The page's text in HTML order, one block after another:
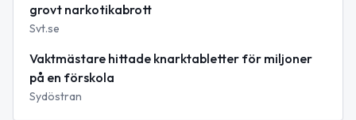
grovt narkotikabrott
Svt.se
Vaktmästare hittade knarktabletter för miljoner
på en förskola
Sydöstran